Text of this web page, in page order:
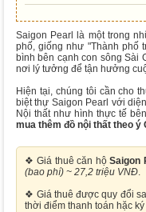
Saigon Pearl là một trong
phố, giống như "Thành phố
bình bên cạnh con sông Sài
nơi lý tưởng để tận hưởng
Hiện tại, chúng tôi cần cho
biệt thự Saigon Pearl với
Nội thất như hình thực tế
mua thêm đồ nội thất theo ý
❖ Giá thuê căn hộ Saigon
(bao phí) ~ 27,2 triệu VNĐ.
❖ Giá thuê được quy đổi
thời điểm thanh toán hặc